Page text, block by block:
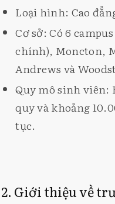
Loại hình: Cao
Cơ sở: Có 6
chính), Moncton,
Andrews và
Quy mô sinh
quy và khoảng
tục.
2. Giới thiệu về